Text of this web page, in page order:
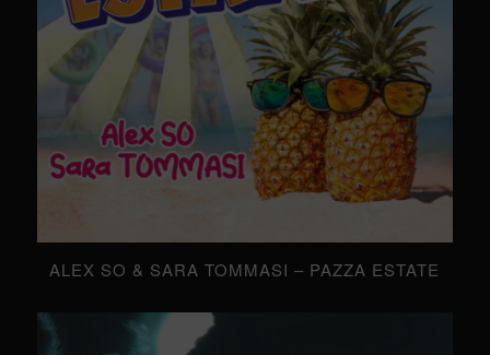
ALEX SO & SARA TOMMASI – PAZZA ESTATE